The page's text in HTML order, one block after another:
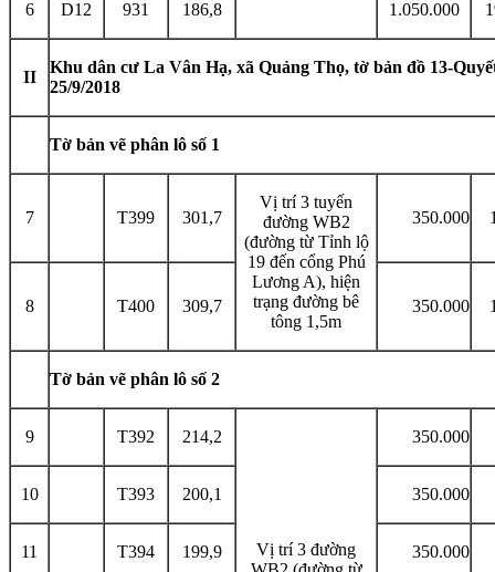
6 D12 931 186,8 1.050.000
II
Khu dân cư La Vân Hạ, xã Quảng Thọ, tờ bản đồ 13-
25/9/2018
Tờ bản vẽ phân lô số 1
7 T399 301,7
Vị trí 3 tuyến
đường WB2
(đường từ Tỉnh lộ
19 đến cổng Phú
Lương A), hiện
trạng đường bê
tông 1,5m
350.000
8 T400 309,7 350.000
Tờ bản vẽ phân lô số 2
9 T392 214,2
Vị trí 3 đường
350.000
10 T393 200,1 350.000
11 T394 199,9 350.000